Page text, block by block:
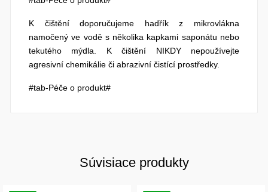
K čištění doporučujeme hadřík z mikrovlákna
namočený ve vodě s několika kapkami saponátu nebo
tekutého mýdla. K čištění NIKDY nepoužívejte
agresivní chemikálie či abrazivní čistící prostředky.
#tab-Péče o produkt#
Súvisiace produkty